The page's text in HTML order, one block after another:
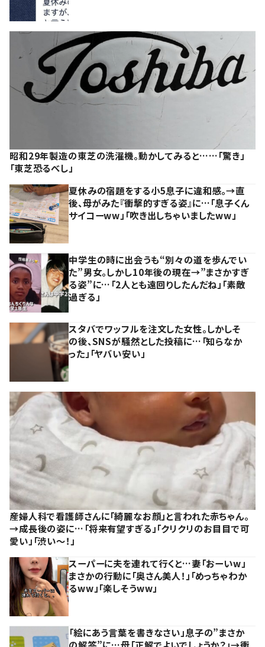
昭和29年製造の東芝の洗濯機。動かしてみると……「驚き」
「東芝恐るべし」
夏休みの宿題をする小5息子に違和感。→直
後、母がみた『衝撃的すぎる姿』に…「息子くん
サイコーww」「吹き出しちゃいましたww」
中学生の時に出会うも“別々の道を歩んでい
た”男女。しかし10年後の現在→”まさかすぎ
る姿”に…「2人とも遠回りしたんだね」「素敵
過ぎる」
スタバでワッフルを注文した女性。しかしそ
の後、SNSが騒然とした投稿に…「知らなか
った」「ヤバい安い」
産婦人科で看護師さんに「綺麗なお顔」と言われた赤ちゃん。
→成長後の姿に…「将来有望すぎる」「クリクリのお目目で可
愛い」「渋い～！」
スーパーに夫を連れて行くと…妻「おーいw」
まさかの行動に「奥さん美人！」「めっちゃわか
るww」「楽しそうww」
「絵にあう言葉を書きなさい」息子の”まさか